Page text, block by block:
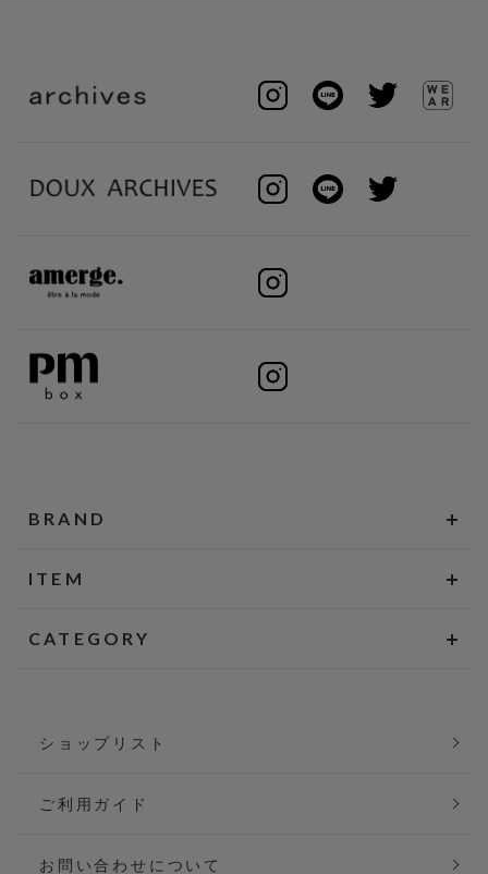
BRAND
ITEM
CATEGORY
ショップリスト
ご利用ガイド
お問い合わせについて